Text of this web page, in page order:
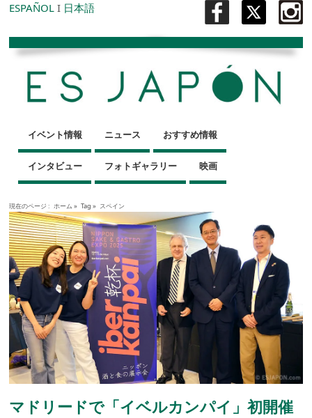
ESPAÑOL I 日本語
イベント情報 ニュース おすすめ情報
インタビュー フォトギャラリー 映画
現在のページ : ホーム » Tag » スペイン
マドリードで「イベルカンパイ」初開催